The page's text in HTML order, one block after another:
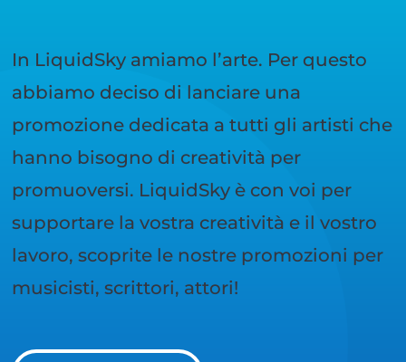
In LiquidSky amiamo l’arte. Per questo
abbiamo deciso di lanciare una
promozione dedicata a tutti gli artisti che
hanno bisogno di creatività per
promuoversi. LiquidSky è con voi per
supportare la vostra creatività e il vostro
lavoro, scoprite le nostre promozioni per
musicisti, scrittori, attori!